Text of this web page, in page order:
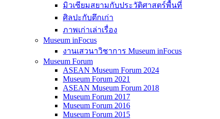
มิวเซียมสยามกับประวัติศาสตร์พื้นที่
ศิลปะกับตึกเก่า
ภาพเก่าเล่าเรื่อง
Museum inFocus
งานเสวนาวิชาการ Museum inFocus
Museum Forum
ASEAN Museum Forum 2024
Museum Forum 2021
ASEAN Museum Forum 2018
Museum Forum 2017
Museum Forum 2016
Museum Forum 2015